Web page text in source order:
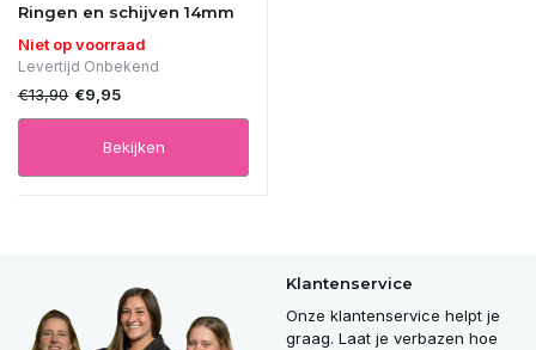
Ringen en schijven 14mm
Niet op voorraad
Levertijd Onbekend
€13,90 €9,95
Bekijken
Klantenservice
Onze klantenservice helpt je
graag. Laat je verbazen hoe